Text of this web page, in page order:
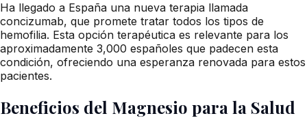
Ha llegado a España una nueva terapia llamada
concizumab, que promete tratar todos los tipos de
hemofilia. Esta opción terapéutica es relevante para los
aproximadamente 3,000 españoles que padecen esta
condición, ofreciendo una esperanza renovada para estos
pacientes.
Beneficios del Magnesio para la Salud